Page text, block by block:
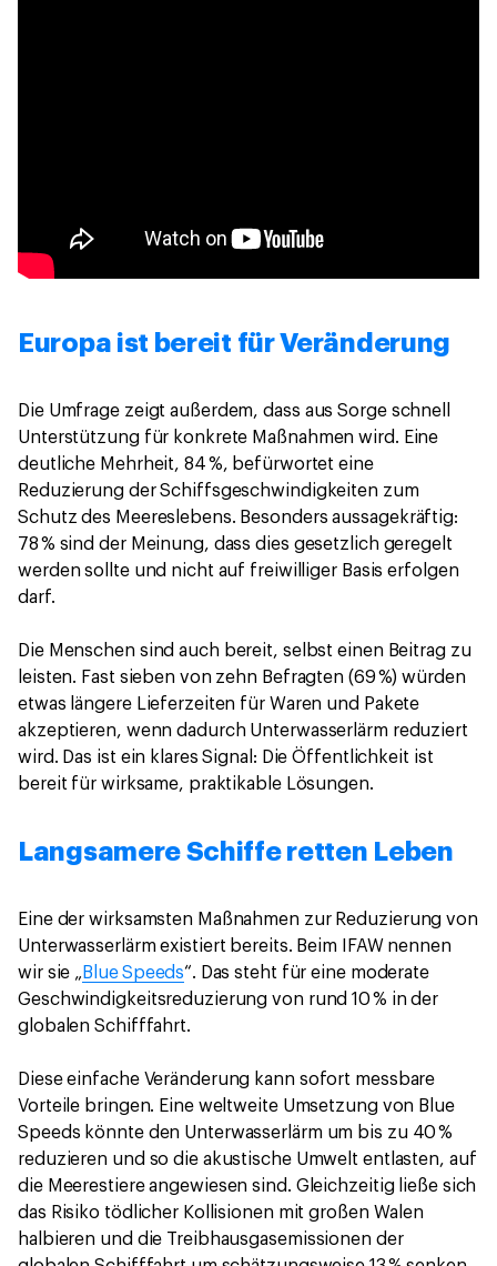
Europa ist bereit für Veränderung
Die Umfrage zeigt außerdem, dass aus Sorge schnell
Unterstützung für konkrete Maßnahmen wird. Eine
deutliche Mehrheit, 84 %, befürwortet eine
Reduzierung der Schiffsgeschwindigkeiten zum
Schutz des Meereslebens. Besonders aussagekräftig:
78 % sind der Meinung, dass dies gesetzlich geregelt
werden sollte und nicht auf freiwilliger Basis erfolgen
darf.
Die Menschen sind auch bereit, selbst einen Beitrag zu
leisten. Fast sieben von zehn Befragten (69 %) würden
etwas längere Lieferzeiten für Waren und Pakete
akzeptieren, wenn dadurch Unterwasserlärm reduziert
wird. Das ist ein klares Signal: Die Öffentlichkeit ist
bereit für wirksame, praktikable Lösungen.
Langsamere Schiffe retten Leben
Eine der wirksamsten Maßnahmen zur Reduzierung von
Unterwasserlärm existiert bereits. Beim IFAW nennen
wir sie „ Blue Speeds“. Das steht für eine moderate
Geschwindigkeitsreduzierung von rund 10 % in der
globalen Schifffahrt.
Diese einfache Veränderung kann sofort messbare
Vorteile bringen. Eine weltweite Umsetzung von Blue
Speeds könnte den Unterwasserlärm um bis zu 40 %
reduzieren und so die akustische Umwelt entlasten, auf
die Meerestiere angewiesen sind. Gleichzeitig ließe sich
das Risiko tödlicher Kollisionen mit großen Walen
halbieren und die Treibhausgasemissionen der